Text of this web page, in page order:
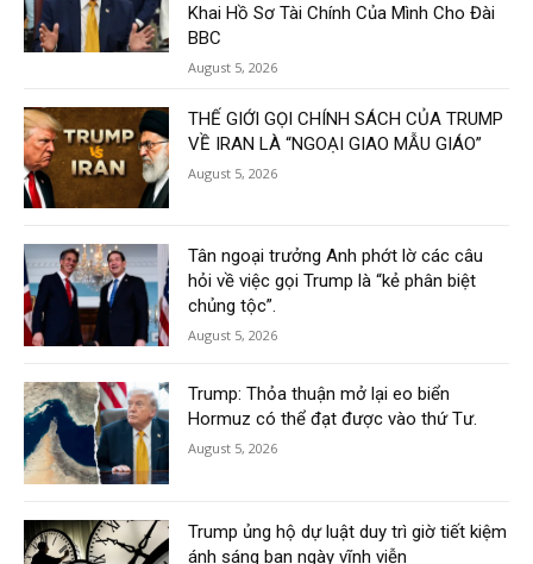
Khai Hồ Sơ Tài Chính Của Mình Cho Đài
BBC
August 5, 2026
THẾ GIỚI GỌI CHÍNH SÁCH CỦA TRUMP
VỀ IRAN LÀ “NGOẠI GIAO MẪU GIÁO”
August 5, 2026
Tân ngoại trưởng Anh phớt lờ các câu
hỏi về việc gọi Trump là “kẻ phân biệt
chủng tộc”.
August 5, 2026
Trump: Thỏa thuận mở lại eo biển
Hormuz có thể đạt được vào thứ Tư.
August 5, 2026
Trump ủng hộ dự luật duy trì giờ tiết kiệm
ánh sáng ban ngày vĩnh viễn